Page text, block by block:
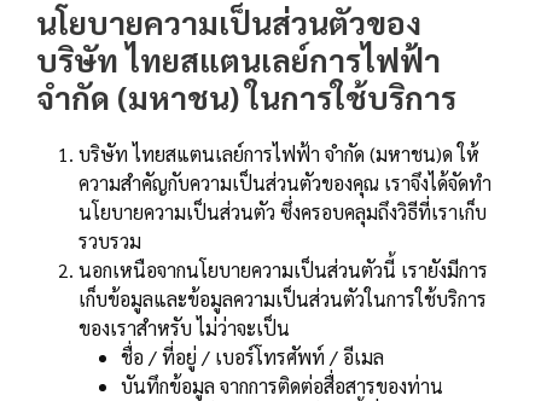
นโยบายความเป็นส่วนตัวของ
บริษัท ไทยสแตนเลย์การไฟฟ้า
จำกัด (มหาชน) ในการใช้บริการ
บริษัท ไทยสแตนเลย์การไฟฟ้า จำกัด (มหาชน)ด ให้
ความสำคัญกับความเป็นส่วนตัวของคุณ เราจึงได้จัดทำ
นโยบายความเป็นส่วนตัว ซึ่งครอบคลุมถึงวิธีที่เราเก็บ
รวบรวม
นอกเหนือจากนโยบายความเป็นส่วนตัวนี้ เรายังมีการ
เก็บข้อมูลและข้อมูลความเป็นส่วนตัวในการใช้บริการ
ของเราสำหรับ ไม่ว่าจะเป็น
ชื่อ / ที่อยู่ / เบอร์โทรศัพท์ / อีเมล
บันทึกข้อมูล จากการติดต่อสื่อสารของท่าน